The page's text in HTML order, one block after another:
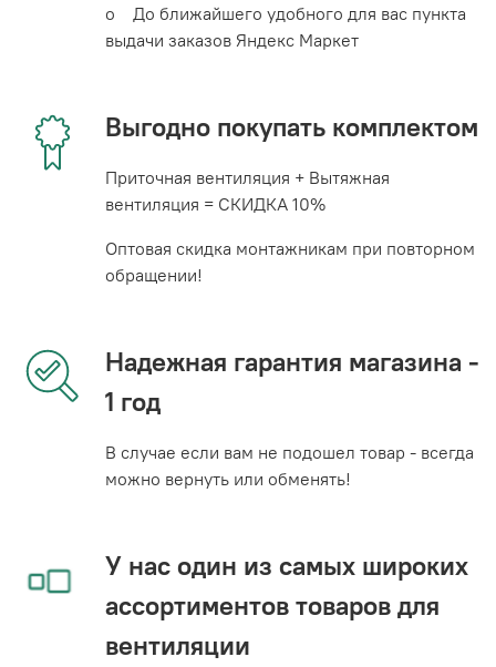
o До ближайшего удобного для вас пункта
выдачи заказов Яндекс Маркет
Выгодно покупать комплектом
Приточная вентиляция + Вытяжная
вентиляция = СКИДКА 10%
Оптовая скидка монтажникам при повторном
обращении!
Надежная гарантия магазина -
1 год
В случае если вам не подошел товар - всегда
можно вернуть или обменять!
У нас один из самых широких
ассортиментов товаров для
вентиляции